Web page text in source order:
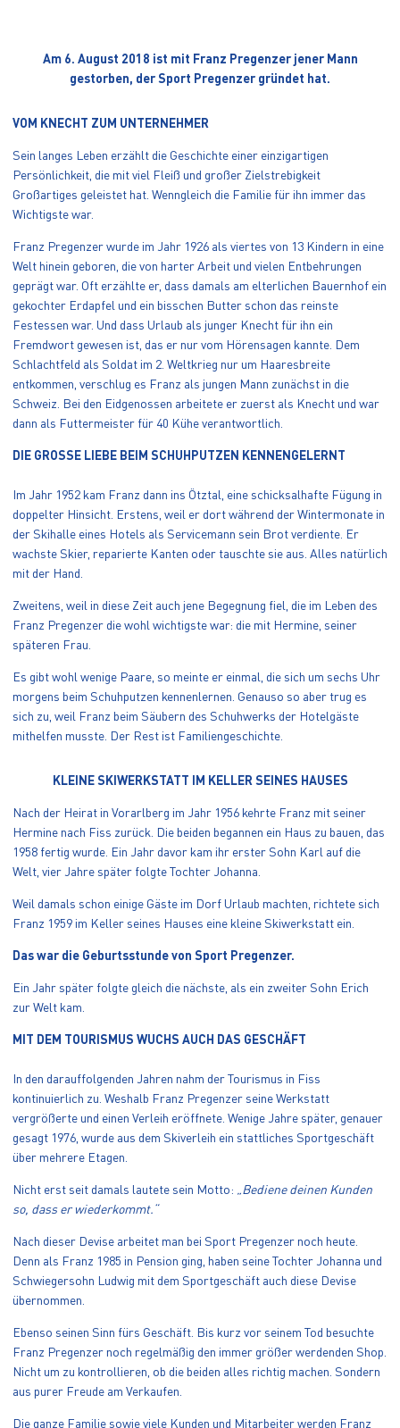
Am 6. August 2018 ist mit Franz Pregenzer jener Mann
gestorben, der Sport Pregenzer gründet hat.
VOM KNECHT ZUM UNTERNEHMER
Sein langes Leben erzählt die Geschichte einer einzigartigen
Persönlichkeit, die mit viel Fleiß und großer Zielstrebigkeit
Großartiges geleistet hat. Wenngleich die Familie für ihn immer das
Wichtigste war.
Franz Pregenzer wurde im Jahr 1926 als viertes von 13 Kindern in eine
Welt hinein geboren, die von harter Arbeit und vielen Entbehrungen
geprägt war. Oft erzählte er, dass damals am elterlichen Bauernhof ein
gekochter Erdapfel und ein bisschen Butter schon das reinste
Festessen war. Und dass Urlaub als junger Knecht für ihn ein
Fremdwort gewesen ist, das er nur vom Hörensagen kannte. Dem
Schlachtfeld als Soldat im 2. Weltkrieg nur um Haaresbreite
entkommen, verschlug es Franz als jungen Mann zunächst in die
Schweiz. Bei den Eidgenossen arbeitete er zuerst als Knecht und war
dann als Futtermeister für 40 Kühe verantwortlich.
DIE GROSSE LIEBE BEIM SCHUHPUTZEN KENNENGELERNT
Im Jahr 1952 kam Franz dann ins Ötztal, eine schicksalhafte Fügung in
doppelter Hinsicht. Erstens, weil er dort während der Wintermonate in
der Skihalle eines Hotels als Servicemann sein Brot verdiente. Er
wachste Skier, reparierte Kanten oder tauschte sie aus. Alles natürlich
mit der Hand.
Zweitens, weil in diese Zeit auch jene Begegnung fiel, die im Leben des
Franz Pregenzer die wohl wichtigste war: die mit Hermine, seiner
späteren Frau.
Es gibt wohl wenige Paare, so meinte er einmal, die sich um sechs Uhr
morgens beim Schuhputzen kennenlernen. Genauso so aber trug es
sich zu, weil Franz beim Säubern des Schuhwerks der Hotelgäste
mithelfen musste. Der Rest ist Familiengeschichte.
KLEINE SKIWERKSTATT IM KELLER SEINES HAUSES
Nach der Heirat in Vorarlberg im Jahr 1956 kehrte Franz mit seiner
Hermine nach Fiss zurück. Die beiden begannen ein Haus zu bauen, das
1958 fertig wurde. Ein Jahr davor kam ihr erster Sohn Karl auf die
Welt, vier Jahre später folgte Tochter Johanna.
Weil damals schon einige Gäste im Dorf Urlaub machten, richtete sich
Franz 1959 im Keller seines Hauses eine kleine Skiwerkstatt ein.
Das war die Geburtsstunde von Sport Pregenzer.
Ein Jahr später folgte gleich die nächste, als ein zweiter Sohn Erich
zur Welt kam.
MIT DEM TOURISMUS WUCHS AUCH DAS GESCHÄFT
In den darauffolgenden Jahren nahm der Tourismus in Fiss
kontinuierlich zu. Weshalb Franz Pregenzer seine Werkstatt
vergrößerte und einen Verleih eröffnete. Wenige Jahre später, genauer
gesagt 1976, wurde aus dem Skiverleih ein stattliches Sportgeschäft
über mehrere Etagen.
Nicht erst seit damals lautete sein Motto: „Bediene deinen Kunden
so, dass er wiederkommt.“
Nach dieser Devise arbeitet man bei Sport Pregenzer noch heute.
Denn als Franz 1985 in Pension ging, haben seine Tochter Johanna und
Schwiegersohn Ludwig mit dem Sportgeschäft auch diese Devise
übernommen.
Ebenso seinen Sinn fürs Geschäft. Bis kurz vor seinem Tod besuchte
Franz Pregenzer noch regelmäßig den immer größer werdenden Shop.
Nicht um zu kontrollieren, ob die beiden alles richtig machen. Sondern
aus purer Freude am Verkaufen.
Die ganze Familie sowie viele Kunden und Mitarbeiter werden Franz